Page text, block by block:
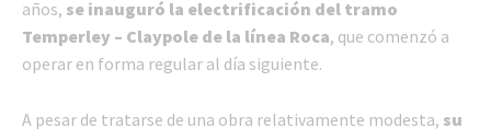
años, se inauguró la electrificación del tramo
Temperley – Claypole de la línea Roca, que comenzó a
operar en forma regular al día siguiente.
A pesar de tratarse de una obra relativamente modesta, su